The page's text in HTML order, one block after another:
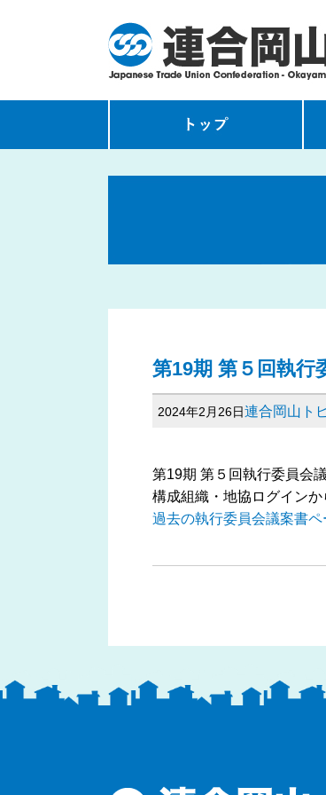
第19期 第５回執行
2024年2月26日連合岡山ト
第19期 第５回執行委員会
構成組織・地協ログインか
過去の執行委員会議案書ペ